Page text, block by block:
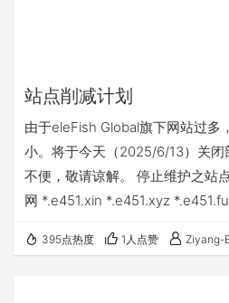
站点削减计划
由于eleFish Global旗下网站过多
小。将于今天（2025/6/13）关闭
不便，敬请谅解。 停止维护之站
网 *.e451.xin *.e451.xyz
止后台TomCat服务
395点热度 1人点赞 Ziyang-